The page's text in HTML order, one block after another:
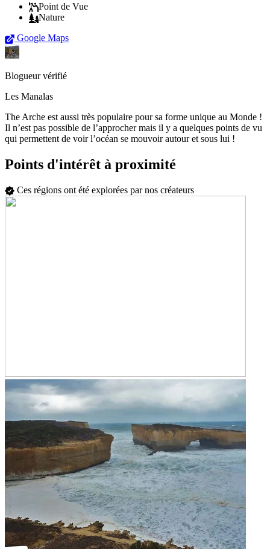
Point de Vue
Nature
Google Maps
Blogueur vérifié
Les Manalas
The Arche est aussi très populaire pour sa forme unique au Monde !
Il n’est pas possible de l’approcher mais il y a quelques points de vu
qui permettent de voir l’océan se mouvoir autour et sous lui !
Points d'intérêt à proximité
Ces régions ont été explorées par nos créateurs